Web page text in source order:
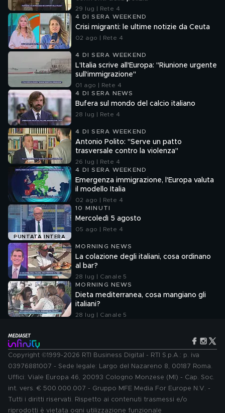
29 lug | Rete 4
4 DI SERA WEEKEND
Crisi migranti: le ultime notizie da Ceuta
02 ago | Rete 4
4 DI SERA WEEKEND
L'Italia scrive all'Europa: "Riunione urgente
sull'immigrazione"
01 ago | Rete 4
4 DI SERA NEWS
Bufera sul mondo del calcio italiano
28 lug | Rete 4
4 DI SERA WEEKEND
Antonio Polito: "Serve un patto
trasversale contro la violenza"
26 lug | Rete 4
4 DI SERA WEEKEND
Emergenza immigrazione, l'Europa valuta
il modello Italia
02 ago | Rete 4
PUNTATA INTERA
10 MINUTI
Mercoledì 5 agosto
05 ago | Rete 4
MORNING NEWS
La colazione degli italiani, cosa ordinano
al bar?
28 lug | Canale 5
MORNING NEWS
Dieta mediterranea, cosa mangiano gli
italiani?
28 lug | Canale 5
Copyright ©1999-2026 RTI Business Digital - RTI S.p.A.: p. iva
03976881007 - Sede legale: Largo del Nazareno 8, 00187 Roma.
Uffici: Viale Europa 46, 20093 Cologno Monzese (MI) - Cap. Soc.
int. vers. € 500.000.007 - Gruppo MFE Media For Europe N.V. -
Tutti i diritti riservati. Rispetto ai contenuti trasmessi e/o
riprodotti è vietata ogni utilizzazione funzionale